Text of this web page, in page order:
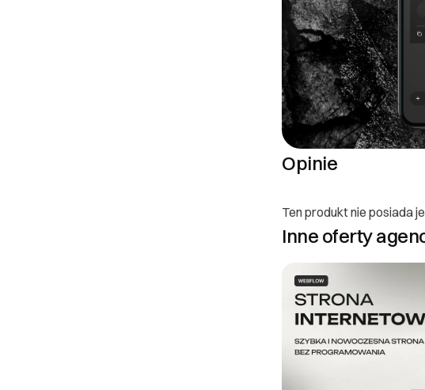
1. Prawo do odstąpienia od
14 dni od dnia zawarcia
przesłać jednoznaczne
cyfrowe W przypadku
umowy nie przysługuje,
zawarcia umowy, został
zawarcia umowy. Oznacza
zamówienia Anulowanie
udostępnieniem produktu
III. Gwarancja oraz
zgodnie z obowiązującymi
zakupionego produktu,
Reklamację należy zgłosić
i nazwisko, numer
14 dni od dnia otrzymania
mailową. 4. Gwarancja
Opinie
Ten produkt nie posiada
Inne oferty